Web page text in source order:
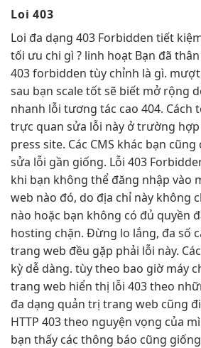
Loi 403
Loi đa dạng 403 Forbidden tiết
tối ưu chi gì ? linh hoạt Bạn đã
403 forbidden tùy chỉnh là gì. mượt
sau bạn scale tốtsẽ biết mở rộng
nhanh lỗi tương tác cao 404. Cách
trực quan sửa lỗi này ở trường
press site. Các CMS khác bạn
sửa lỗi gần giống. Lỗi 403
khi bạn không thể đăng nhập vào
web nào đó, do địa chỉ này không
nào hoặc bạn không có đủ quyền
hosting chặn. Đừng lo lắng, đa số
trang web đều gặp phải lỗi này.
kỳ dễ dàng. tùy theo bao giờ máy
trang web hiển thị lỗi 403 theo
đa dạng quản trị trang web cũng
HTTP 403 theo nguyện vọng của
bạn thấy các thông báo cũng